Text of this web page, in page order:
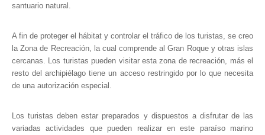
santuario natural.
A fin de proteger el hábitat y controlar el tráfico de los turistas, se creo
la Zona de Recreación, la cual comprende al Gran Roque y otras islas
cercanas. Los turistas pueden visitar esta zona de recreación, más el
resto del archipiélago tiene un acceso restringido por lo que necesita
de una autorización especial.
Los turistas deben estar preparados y dispuestos a disfrutar de las
variadas actividades que pueden realizar en este paraíso marino